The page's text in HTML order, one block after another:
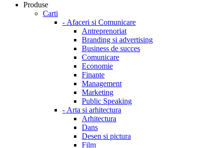
Produse
Carti
- Afaceri si Comunicare
Antreprenoriat
Branding si advertising
Business de succes
Comunicare
Economie
Finante
Management
Marketing
Public Speaking
- Arta si arhitectura
Arhitectura
Dans
Desen si pictura
Film